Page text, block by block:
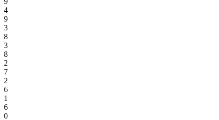
4
9
3
8
3
8
2
7
2
6
1
6
0